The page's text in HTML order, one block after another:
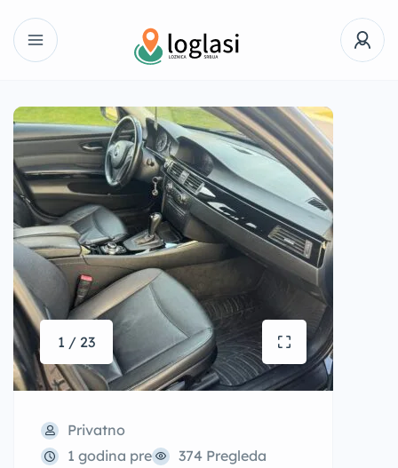
1 / 23
Privatno
1 godina pre
374 Pregleda